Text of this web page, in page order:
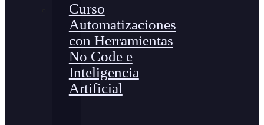
Curso
Automatizaciones
con Herramientas
No Code e
Inteligencia
Artificial